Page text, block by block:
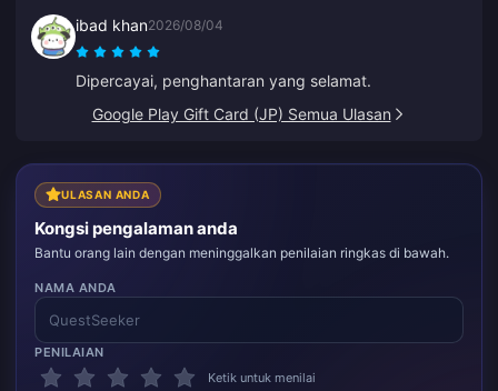
berpuas hati.
ibad khan2026/08/04
Dipercayai, penghantaran yang selamat.
Google Play Gift Card (JP) Semua Ulasan
ULASAN ANDA
Kongsi pengalaman anda
Bantu orang lain dengan meninggalkan penilaian ringkas di bawah.
NAMA ANDA
PENILAIAN
Ketik untuk menilai